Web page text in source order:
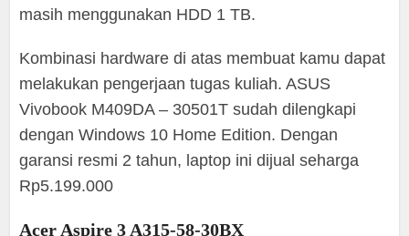
masih menggunakan HDD 1 TB.
Kombinasi hardware di atas membuat kamu dapat
melakukan pengerjaan tugas kuliah. ASUS
Vivobook M409DA – 30501T sudah dilengkapi
dengan Windows 10 Home Edition. Dengan
garansi resmi 2 tahun, laptop ini dijual seharga
Rp5.199.000
Acer Aspire 3 A315-58-30BX